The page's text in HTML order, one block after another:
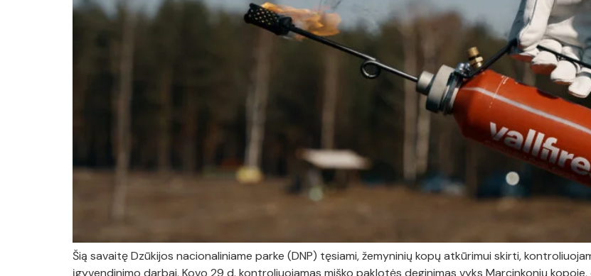
Šią savaitę Dzūkijos nacionaliniame parke (DNP) tęsiami, žemyninių kopų atkūrimui skirti,
įgyvendinimo darbai. Kovo 29 d. kontroliuojamas miško paklotės deginimas vyks Marcinkonių